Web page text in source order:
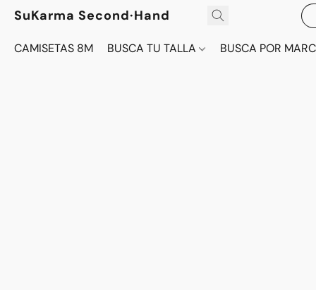
SuKarma Second·Hand
CAMISETAS 8M BUSCA TU TALLA BUSCA POR